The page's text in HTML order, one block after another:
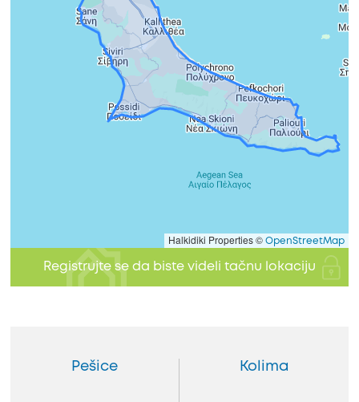
Halkidiki Properties © OpenStreetMap
Registrujte se da biste videli tačnu lokaciju
Pešice Kolima